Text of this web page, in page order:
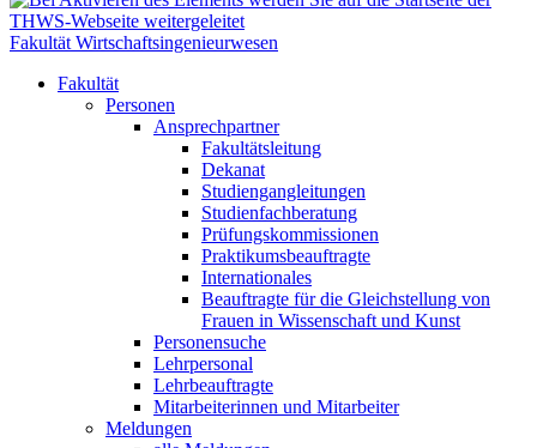
Fakultät Wirtschaftsingenieurwesen
Fakultät
Personen
Ansprechpartner
Fakultätsleitung
Dekanat
Studiengangleitungen
Studienfachberatung
Prüfungskommissionen
Praktikumsbeauftragte
Internationales
Beauftragte für die Gleichstellung von
Frauen in Wissenschaft und Kunst
Personensuche
Lehrpersonal
Lehrbeauftragte
Mitarbeiterinnen und Mitarbeiter
Meldungen